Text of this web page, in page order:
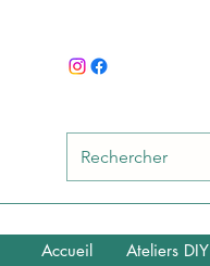
Accueil Ateliers DIY